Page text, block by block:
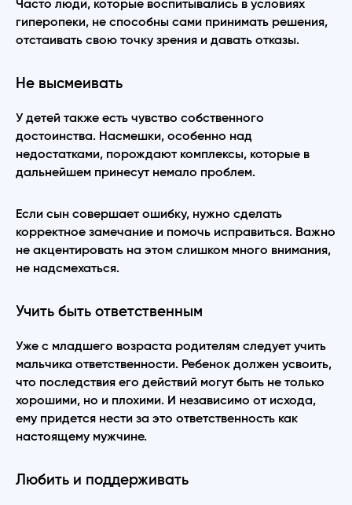
Часто люди, которые воспитывались в условиях
гиперопеки, не способны сами принимать решения,
отстаивать свою точку зрения и давать отказы.
Не высмеивать
У детей также есть чувство собственного
достоинства. Насмешки, особенно над
недостатками, порождают комплексы, которые в
дальнейшем принесут немало проблем.
Если сын совершает ошибку, нужно сделать
корректное замечание и помочь исправиться. Важно
не акцентировать на этом слишком много внимания,
не надсмехаться.
Учить быть ответственным
Уже с младшего возраста родителям следует учить
мальчика ответственности. Ребенок должен усвоить,
что последствия его действий могут быть не только
хорошими, но и плохими. И независимо от исхода,
ему придется нести за это ответственность как
настоящему мужчине.
Любить и поддерживать